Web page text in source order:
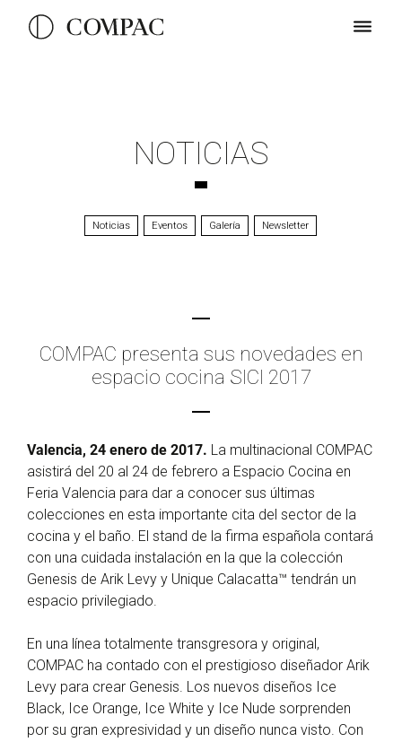
NOTICIAS
Noticias Eventos Galería Newsletter
COMPAC presenta sus novedades en
espacio cocina SICI 2017
Valencia, 24 enero de 2017. La multinacional COMPAC
asistirá del 20 al 24 de febrero a Espacio Cocina en
Feria Valencia para dar a conocer sus últimas
colecciones en esta importante cita del sector de la
cocina y el baño. El stand de la firma española contará
con una cuidada instalación en la que la colección
Genesis de Arik Levy y Unique Calacatta™ tendrán un
espacio privilegiado.
En una línea totalmente transgresora y original,
COMPAC ha contado con el prestigioso diseñador Arik
Levy para crear Genesis. Los nuevos diseños Ice
Black, Ice Orange, Ice White y Ice Nude sorprenden
por su gran expresividad y un diseño nunca visto. Con